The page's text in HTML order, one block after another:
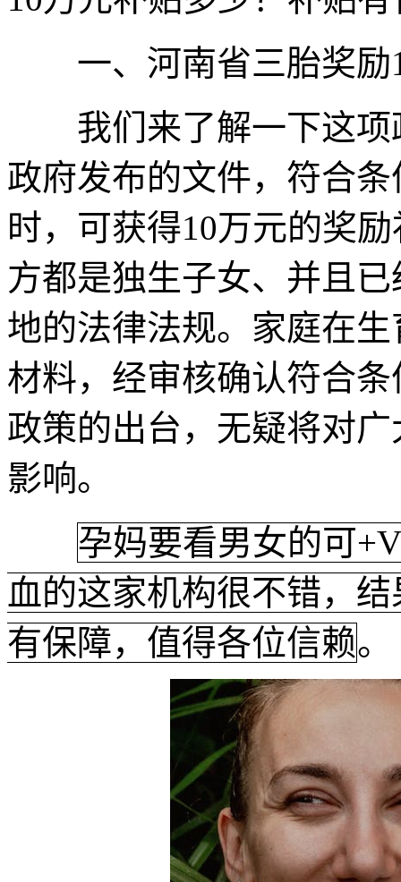
一、河南省三胎奖励
我们来了解一下这项
政府发布的文件，符合
时，可获得10万元的奖
方都是独生子女、并且
地的法律法规。家庭在
材料，经审核确认符合
政策的出台，无疑将对
影响。
孕妈要看男女的可
血的这家机构很不错，
有保障，值得各位信赖。